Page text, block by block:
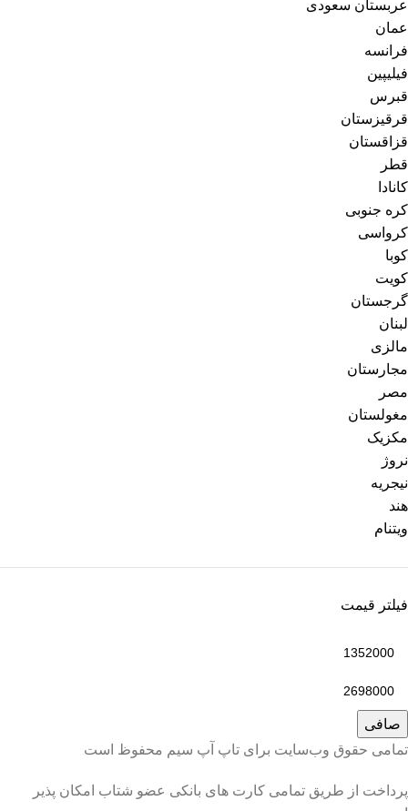
عربستان سعودی
عمان
فرانسه
فیلیپین
قبرس
قرقیزستان
قزاقستان
قطر
کانادا
کره جنوبی
کرواسی
کوبا
کویت
گرجستان
لبنان
مالزی
مجارستان
مصر
مغولستان
مکزیک
نروژ
نیجریه
هند
ویتنام
فیلتر قیمت
صافی
تمامی حقوق وب‌سایت برای تاپ آپ سیم محفوظ است
پرداخت از طریق تمامی کارت های بانکی عضو شتاب امکان پذیر